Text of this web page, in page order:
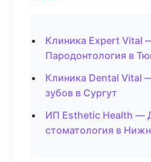
Клиника Expert Vital
Пародонтология в
Клиника Dental Vital
зубов в Сургут
ИП Esthetic Health —
стоматология в